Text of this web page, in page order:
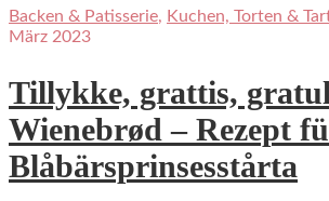
Backen & Patisserie, Kuchen, Torten &
März 2023
Tillykke, grattis,
Wienebrød – Rezept
Blåbärsprinsesstårta